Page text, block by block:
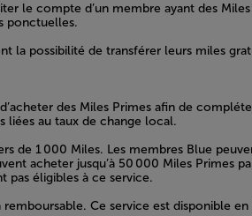
le compte d’un membre ayant des
ponctuelles.
la possibilité de transférer leurs miles
des Miles Primes afin de
liées au taux de change local.
de 1 000 Miles. Les membres Blue
acheter jusqu’à 50 000 Miles Primes
pas éligibles à ce service.
Ce service est disponible